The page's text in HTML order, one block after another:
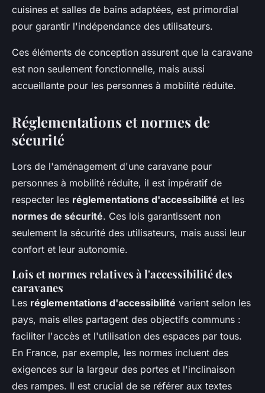
cuisines et salles de bains adaptées, est primordial
pour garantir l'indépendance des utilisateurs.
Ces éléments de conception assurent que la caravane
est non seulement fonctionnelle, mais aussi
accueillante pour les personnes à mobilité réduite.
Réglementations et normes de
sécurité
Lors de l'aménagement d'une caravane pour
personnes à mobilité réduite, il est impératif de
respecter les réglementations d'accessibilité et les
normes de sécurité. Ces lois garantissent non
seulement la sécurité des utilisateurs, mais aussi leur
confort et leur autonomie.
Lois et normes relatives à l'accessibilité des
caravanes
Les réglementations d'accessibilité varient selon les
pays, mais elles partagent des objectifs communs :
faciliter l'accès et l'utilisation des espaces par tous.
En France, par exemple, les normes incluent des
exigences sur la largeur des portes et l'inclinaison
des rampes. Il est crucial de se référer aux textes